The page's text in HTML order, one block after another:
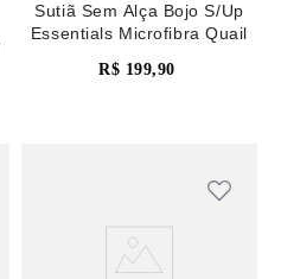
Sutiã Sem Alça Bojo S/Up
Essentials Microfibra Quail
R$ 199,90